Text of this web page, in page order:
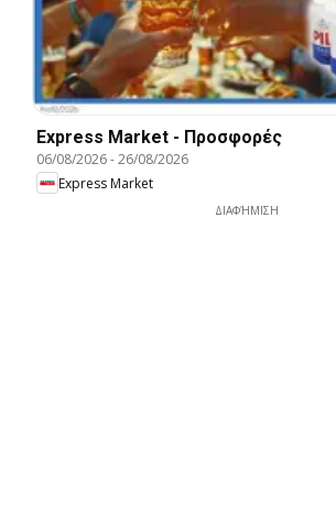
Express Market - Προσφορές
06/08/2026-26/08/2026
Express Market
ΔΙΑΦΉΜΙΣΗ